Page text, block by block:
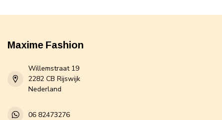
Maxime Fashion
Willemstraat 19
2282 CB Rijswijk
Nederland
06 82473276